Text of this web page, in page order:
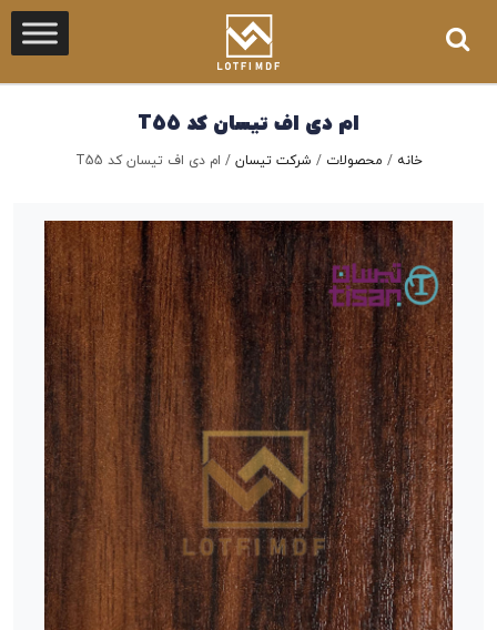
ام دی اف تیسان کد T55
خانه / محصولات / شرکت تیسان / ام دی اف تیسان کد T55